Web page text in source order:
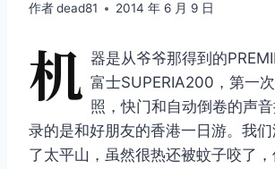
作者dead81 2014 年 6 月 9 日
机 器是从爷爷那得到的
富士SUPERIA200，第一
照，快门和自动倒卷的声
录的是和好朋友的香港一日游。我
了太平山，虽然很热还被蚊子咬了